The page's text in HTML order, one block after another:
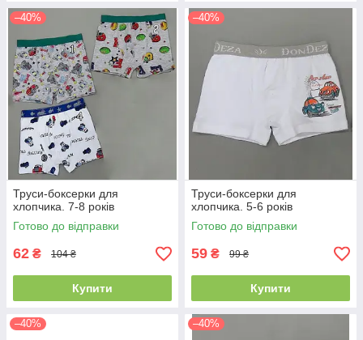
–40%
Труси-боксерки для
хлопчика. 7-8 років
Готово до відправки
62 ₴ 104 ₴
Купити
–40%
Труси-боксерки для
хлопчика. 5-6 років
Готово до відправки
59 ₴ 99 ₴
Купити
–40% –40%